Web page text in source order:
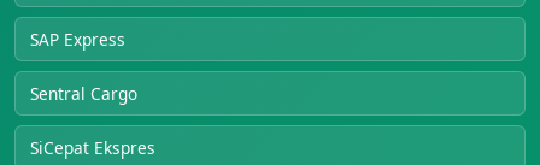
SAP Express
Sentral Cargo
SiCepat Ekspres